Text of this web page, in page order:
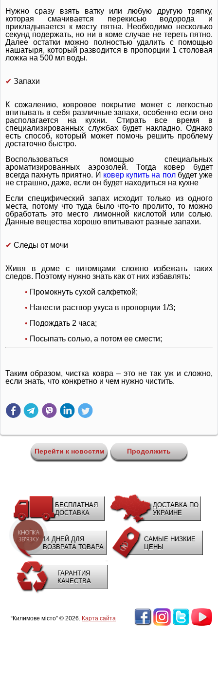
Нужно сразу взять ватку или любую другую тряпку,
которая смачивается перекисью водорода и
прикладывается к месту пятна. Необходимо несколько
секунд подержать, но ни в коме случае не тереть пятно.
Далее остатки можно полностью удалить с помощью
нашатыря, который разводится в пропорции 1 столовая
ложка на 500 мл воды.
✔ Запахи
К сожалению, ковровое покрытие может с легкостью
впитывать в себя различные запахи, особенно если оно
располагается на кухни. Стирать все время в
специализированных службах будет накладно. Однако
есть способ, который может помочь решить проблему
достаточно быстро.
Воспользоваться помощью специальных
ароматизированных аэрозолей. Тогда ковер будет
всегда пахнуть приятно. И ковер купить на полбудет уже
не страшно, даже, если он будет находиться на кухне
Если специфический запах исходит только из одного
места, потому что туда было что-то пролито, то можно
обработать это место лимонной кислотой или солью.
Данные вещества хорошо впитывают разные запахи.
✔ Следы от мочи
Живя в доме с питомцами сложно избежать таких
следов. Поэтому нужно знать как от них избавлять:
• Промокнуть сухой салфеткой;
• Нанести раствор укуса в пропорции 1/3;
• Подождать 2 часа;
• Посыпать солью, а потом ее смести;
Таким образом, чистка ковра – это не так уж и сложно,
если знать, что конкретно и чем нужно чистить.
Перейти к новостям Продолжить
БЕСПЛАТНАЯ
ДОСТАВКА
ДОСТАВКА ПО
УКРАИНЕ
14 ДНЕЙ ДЛЯ
ВОЗВРАТА ТОВАРА
САМЫЕ НИЗКИЕ
ЦЕНЫ
ГАРАНТИЯ
КАЧЕСТВА
“Килимове місто” © 2026. Карта сайта
КНОПКА
ЗВ'ЯЗКУ